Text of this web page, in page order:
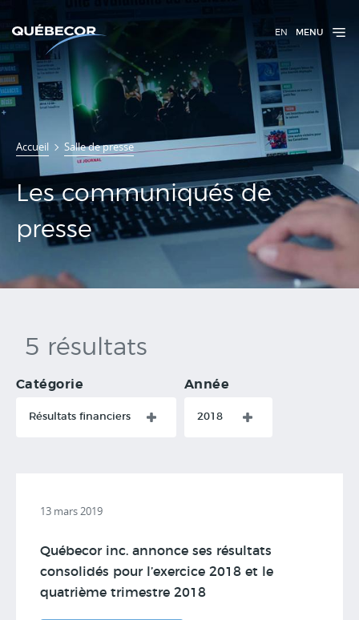
EN MENU
Accueil Salle de presse
Communiqués
de presse
Les communiqués de
presse
5 résultats
Catégorie
Résultats financiers
Année
2018
13 mars 2019
Québecor inc. annonce ses résultats
consolidés pour l’exercice 2018 et le
quatrième trimestre 2018